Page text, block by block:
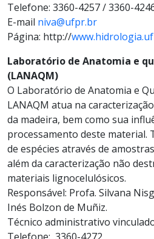
Telefone: 3360-4257 / 3360-
E-mail niva@ufpr.br
Página: http://
Laboratório de Anatomia e
(LANAQM)
O Laboratório de Anatomia e
LANAQM atua na
da madeira, bem como sua
processamento deste material.
de espécies através de
além da caracterização não
materiais lignocelulósicos.
Responsável: Profa. Silvana
Inés Bolzon de Muñiz.
Técnico administrativo